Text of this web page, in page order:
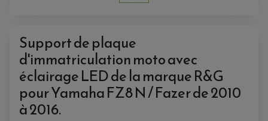
BOUCHON DE RÉSERVOIR QUAD
GUIDON QUAD
KIT DÉCO QUAD / SSV
KIT POIGNÉE DE GAZ QUAD
POIGNÉE QUAD
PROTÈGE-MAINS
PONTETS / REHAUSSES DE GUIDON
REPOSE PIED QUAD
Support de plaque
d'immatriculation moto avec
éclairage LED de la marque R&G
pourYamaha FZ8 N / Fazer de 2010
à 2016.